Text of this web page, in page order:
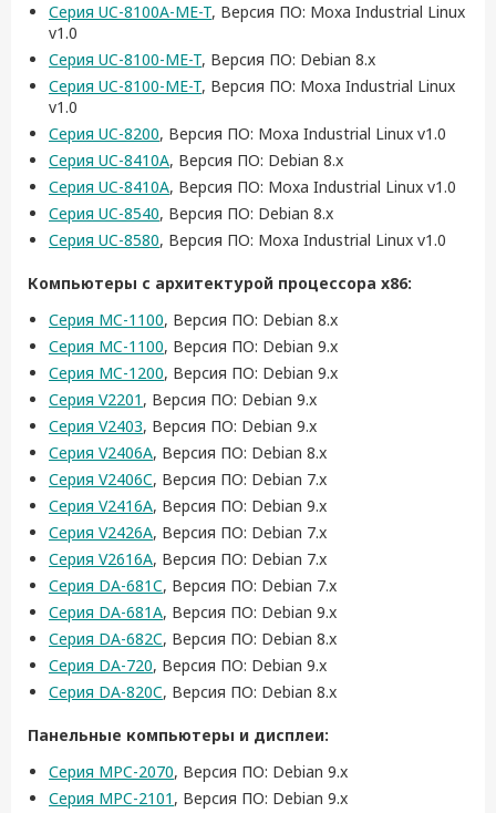
Серия UC-8100A-ME-T, Версия ПО: Moxa Industrial Linux
v1.0
Серия UC-8100-ME-T, Версия ПО: Debian 8.x
Серия UC-8100-ME-T, Версия ПО: Moxa Industrial Linux
v1.0
Серия UC-8200, Версия ПО: Moxa Industrial Linux v1.0
Серия UC-8410A, Версия ПО: Debian 8.x
Серия UC-8410A, Версия ПО: Moxa Industrial Linux v1.0
Серия UC-8540, Версия ПО: Debian 8.x
Серия UC-8580, Версия ПО: Moxa Industrial Linux v1.0
Компьютеры с архитектурой процессора x86:
Серия MC-1100, Версия ПО: Debian 8.x
Серия MC-1100, Версия ПО: Debian 9.x
Серия MC-1200, Версия ПО: Debian 9.x
Серия V2201 , Версия ПО: Debian 9.x
Серия V2403, Версия ПО: Debian 9.x
Серия V2406A, Версия ПО: Debian 8.x
Серия V2406C, Версия ПО: Debian 7.x
Серия V2416A, Версия ПО: Debian 9.x
Серия V2426A, Версия ПО: Debian 7.x
Серия V2616A, Версия ПО: Debian 7.x
Серия DA-681C, Версия ПО: Debian 7.x
Серия DA-681A, Версия ПО: Debian 9.x
Серия DA-682C, Версия ПО: Debian 8.x
Серия DA-720, Версия ПО: Debian 9.x
Серия DA-820C, Версия ПО: Debian 8.x
Панельные компьютеры и дисплеи:
Серия MPC-2070, Версия ПО: Debian 9.x
Серия MPC-2101 , Версия ПО: Debian 9.x